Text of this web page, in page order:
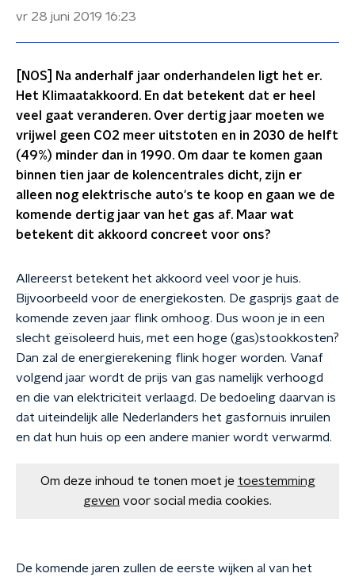
vr 28 juni 2019 16:23
[NOS] Na anderhalf jaar onderhandelen ligt het er.
Het Klimaatakkoord. En dat betekent dat er heel
veel gaat veranderen. Over dertig jaar moeten we
vrijwel geen CO2 meer uitstoten en in 2030 de helft
(49%) minder dan in 1990. Om daar te komen gaan
binnen tien jaar de kolencentrales dicht, zijn er
alleen nog elektrische auto's te koop en gaan we de
komende dertig jaar van het gas af. Maar wat
betekent dit akkoord concreet voor ons?
Allereerst betekent het akkoord veel voor je huis.
Bijvoorbeeld voor de energiekosten. De gasprijs gaat de
komende zeven jaar flink omhoog. Dus woon je in een
slecht geïsoleerd huis, met een hoge (gas)stookkosten?
Dan zal de energierekening flink hoger worden. Vanaf
volgend jaar wordt de prijs van gas namelijk verhoogd
en die van elektriciteit verlaagd. De bedoeling daarvan is
dat uiteindelijk alle Nederlanders het gasfornuis inruilen
en dat hun huis op een andere manier wordt verwarmd.
Om deze inhoud te tonen moet je toestemming
geven voor social media cookies.
De komende jaren zullen de eerste wijken al van het